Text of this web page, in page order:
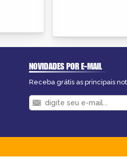
NOVIDADES POR E-MAIL
Receba grátis as principais